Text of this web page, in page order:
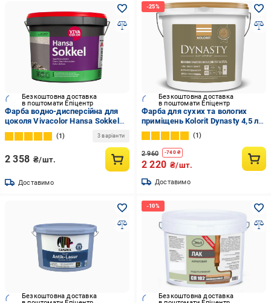
Безкоштовна доставка
в поштомати Епіцентр
Фарба водно-дисперсійна для
цоколя Vivacolor Hansa Sokkel
2,7 л Білий В1 (2149422526)
1 3 варіанти
2 358 ₴/шт.
Доставимо
Безкоштовна доставка
в поштомати Епіцентр
Фарба для сухих та вологих
приміщень Kolorit Dynasty 4,5 л
Білий (26747581)
1
2 960 -740₴
2 220 ₴/шт.
Доставимо
Безкоштовна доставка
Безкоштовна доставка